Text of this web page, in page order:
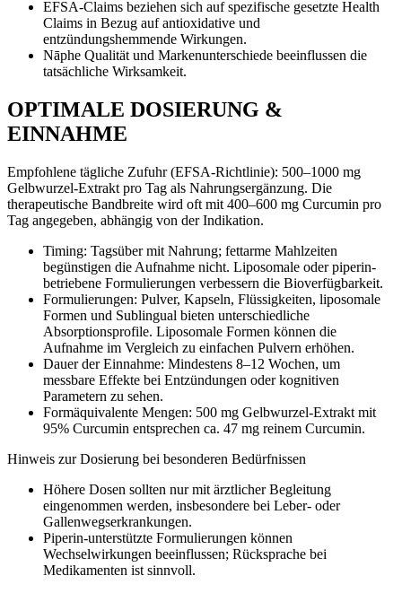
EFSA-Claims beziehen sich auf spezifische gesetzte Health
Claims in Bezug auf antioxidative und
entzündungshemmende Wirkungen.
Nāphe Qualität und Markenunterschiede beeinflussen die
tatsächliche Wirksamkeit.
OPTIMALE DOSIERUNG &
EINNAHME
Empfohlene tägliche Zufuhr (EFSA-Richtlinie): 500–1000 mg
Gelbwurzel-Extrakt pro Tag als Nahrungsergänzung. Die
therapeutische Bandbreite wird oft mit 400–600 mg Curcumin pro
Tag angegeben, abhängig von der Indikation.
Timing: Tagsüber mit Nahrung; fettarme Mahlzeiten
begünstigen die Aufnahme nicht. Liposomale oder piperin-
betriebene Formulierungen verbessern die Bioverfügbarkeit.
Formulierungen: Pulver, Kapseln, Flüssigkeiten, liposomale
Formen und Sublingual bieten unterschiedliche
Absorptionsprofile. Liposomale Formen können die
Aufnahme im Vergleich zu einfachen Pulvern erhöhen.
Dauer der Einnahme: Mindestens 8–12 Wochen, um
messbare Effekte bei Entzündungen oder kognitiven
Parametern zu sehen.
Formäquivalente Mengen: 500 mg Gelbwurzel-Extrakt mit
95% Curcumin entsprechen ca. 47 mg reinem Curcumin.
Hinweis zur Dosierung bei besonderen Bedürfnissen
Höhere Dosen sollten nur mit ärztlicher Begleitung
eingenommen werden, insbesondere bei Leber- oder
Gallenwegserkrankungen.
Piperin-unterstützte Formulierungen können
Wechselwirkungen beeinflussen; Rücksprache bei
Medikamenten ist sinnvoll.